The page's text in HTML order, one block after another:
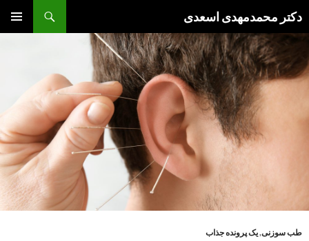
به
نوشته‌ها
دکتر محمدمهدی اسعدی
طب سوزنی,یک پرونده جذاب